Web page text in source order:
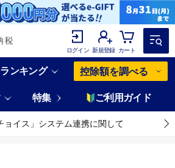
ログイン 新規登録 カート
ランキング 控除額を調べる
特集 ご利用ガイド
ョイス」システム連携に関して